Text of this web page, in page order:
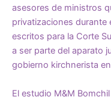
asesores de ministros
privatizaciones durante
escritos para la Corte
a ser parte del aparato
gobierno kirchnerista
El estudio M&M